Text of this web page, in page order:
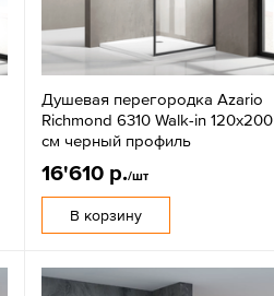
Душевая перегородка Azario
Richmond 6310 Walk-in 120х200
см черный профиль
16'610 р./шт
В корзину